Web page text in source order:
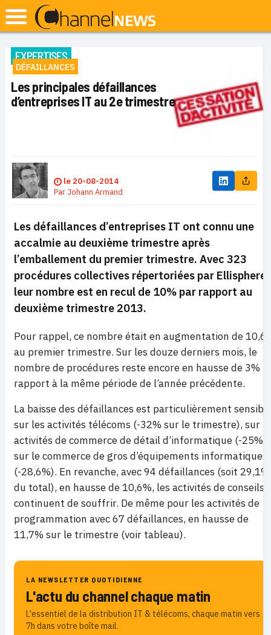
EXPERTISES
DÉFAILLANCES
Les principales défaillances
d’entreprises IT au 2e trimestre
le 20-08-2014
Par Johann Armand
Les défaillances d’entreprises IT ont connu une
accalmie au deuxième trimestre après
l’emballement du premier trimestre. Avec 323
procédures collectives répertoriées par
leur nombre est en recul de 10% par rapport au
deuxième trimestre 2013.
Pour rappel, ce nombre était en augmentation de
au premier trimestre. Sur les douze derniers mois, le
nombre de procédures reste encore en hausse de 3%
rapport à la même période de l’année précédente.
La baisse des défaillances est particulièrement
sur les activités télécoms (-32% sur le trimestre), sur
activités de commerce de détail d’informatique (-25%)
sur le commerce de gros d’équipements informatiques
(-28,6%). En revanche, avec 94 défaillances (soit 29,1%
du total), en hausse de 10,6%, les activités de conseils
continuent de souffrir. De même pour les activités de
programmation avec 67 défaillances, en hausse de
11,7% sur le trimestre (voir tableau).
LA NEWSLETTER QUOTIDIENNE
L'actu du channel chaque matin
L'essentiel de la distribution IT & télécoms, chaque matin vers
7h dans votre boîte mail.